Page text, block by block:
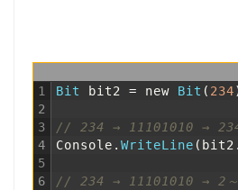
1
2
3
4
5
6
Bit bit2 = new Bit ( 234
// 234 → 11101010 →
Console . WriteLine ( bit2 .
// 234 → 11101010 → 2～